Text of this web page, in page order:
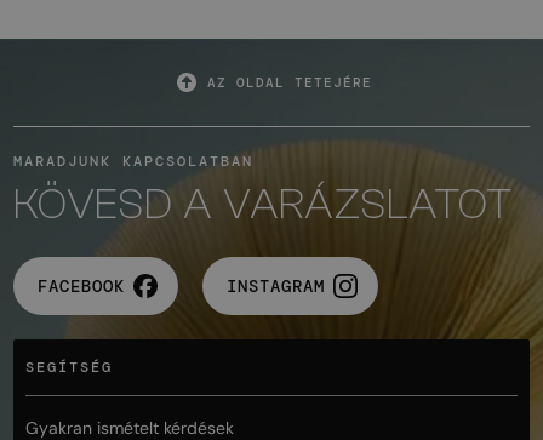
AZ OLDAL TETEJÉRE
MARADJUNK KAPCSOLATBAN
KÖVESD A VARÁZSLATOT
FACEBOOK INSTAGRAM
SEGÍTSÉG
Gyakran ismételt kérdések